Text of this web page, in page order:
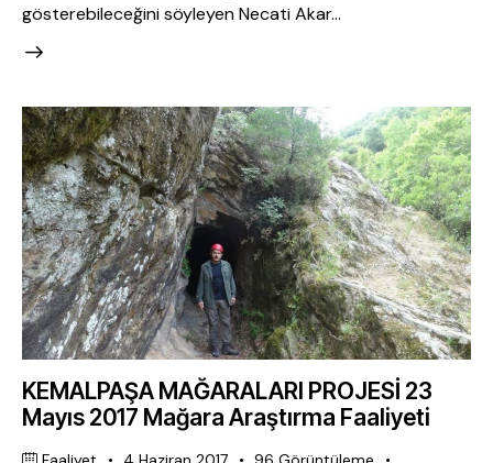
gösterebileceğini söyleyen Necati Akar…
KEMALPAŞA MAĞARALARI PROJESİ 23
Mayıs 2017 Mağara Araştırma Faaliyeti